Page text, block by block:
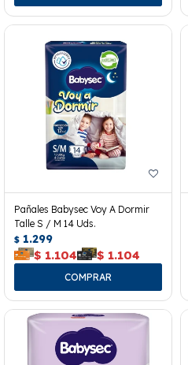
Pañales Babysec Voy A Dormir
Talle S / M 14 Uds.
$ 1.299
$ 1.104 $ 1.104